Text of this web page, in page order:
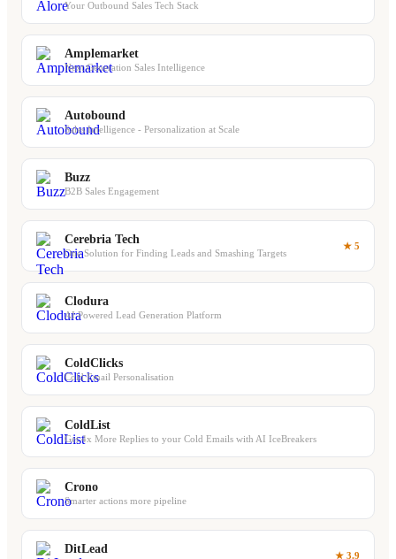
Your Outbound Sales Tech Stack
Amplemarket
Next Generation Sales Intelligence
Autobound
Sales Intelligence - Personalization at Scale
Buzz
B2B Sales Engagement
Cerebria Tech
One Solution for Finding Leads and Smashing Targets
★ 5
Clodura
AI Powered Lead Generation Platform
ColdClicks
Cold Email Personalisation
ColdList
Get 4x More Replies to your Cold Emails with AI IceBreakers
Crono
Smarter actions more pipeline
DitLead ★ 3.9